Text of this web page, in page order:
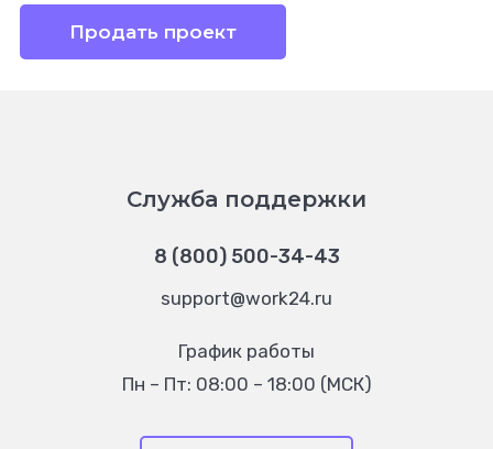
Продать проект
Служба поддержки
8 (800) 500-34-43
support@work24.ru
График работы
Пн – Пт: 08:00 – 18:00 (МСК)